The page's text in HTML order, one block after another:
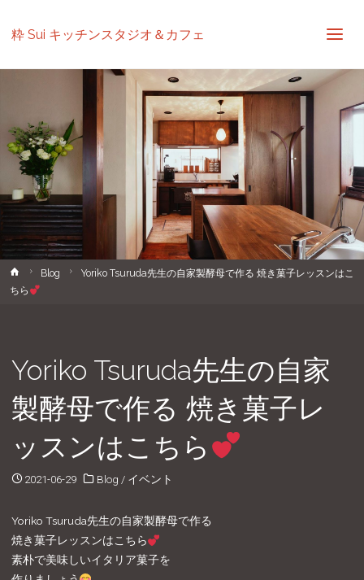
粋 Sui キッチンスタジオ＆カフェ
ホ
ー
Blog
Yoriko Tsuruda先生の自家製酵母で作る 焼き菓子レッスンはこ
ちら
Yoriko Tsuruda先生の自家
製酵母で作る 焼き菓子レ
ッスンはこちら
2021-06-29 Blog / イベント
Yoriko Tsuruda先生の自家製酵母で作る
焼き菓子レッスンはこちら
素朴で美味しいイタリア菓子を